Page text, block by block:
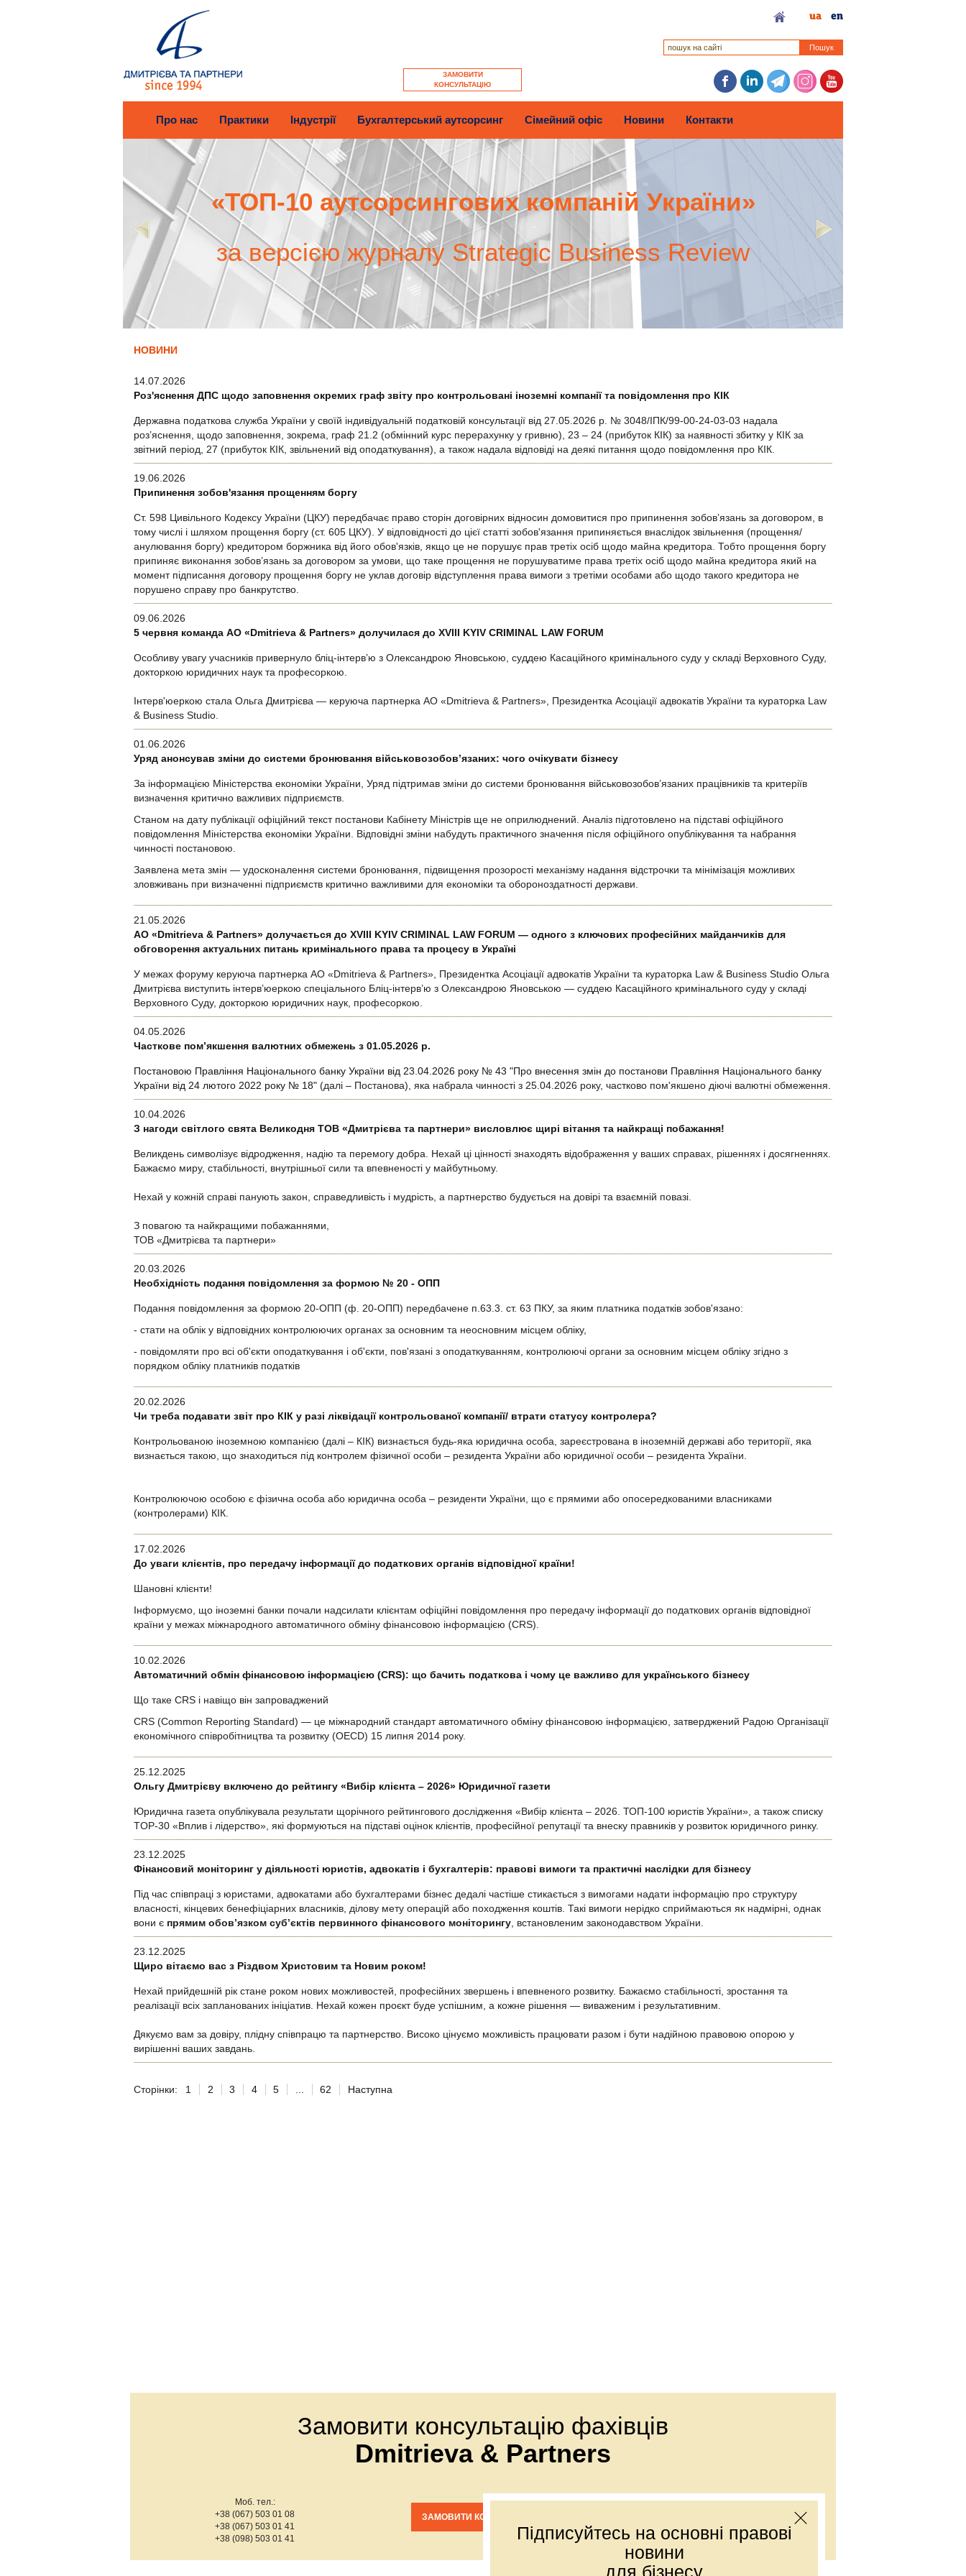
ЗАМОВИТИ
КОНСУЛЬТАЦІЮ
ua en
Пошук
Про нас Практики Індустрії Бухгалтерський аутсорсинг Сімейний офіс Новини Контакти
«ТОП-10 аутсорсингових компаній України»
за версією журналу Strategic Business Review
НОВИНИ
14.07.2026
Роз'яснення ДПС щодо заповнення окремих граф звіту про контрольовані іноземні компанії та повідомлення про КІК
Державна податкова служба України у своїй індивідуальній податковій консультації від 27.05.2026 р. № 3048/ІПК/99-00-24-03-03 надала
роз’яснення, щодо заповнення, зокрема, граф 21.2 (обмінний курс перерахунку у гривню), 23 – 24 (прибуток КІК) за наявності збитку у КІК за
звітний період, 27 (прибуток КІК, звільнений від оподаткування), а також надала відповіді на деякі питання щодо повідомлення про КІК.
19.06.2026
Припинення зобов'язання прощенням боргу
Ст. 598 Цивільного Кодексу України (ЦКУ) передбачає право сторін договірних відносин домовитися про припинення зобов’язань за договором, в
тому числі і шляхом прощення боргу (ст. 605 ЦКУ). У відповідності до цієї статті зобов'язання припиняється внаслідок звільнення (прощення/
анулювання боргу) кредитором боржника від його обов'язків, якщо це не порушує прав третіх осіб щодо майна кредитора. Тобто прощення боргу
припиняє виконання зобов’язань за договором за умови, що таке прощення не порушуватиме права третіх осіб щодо майна кредитора який на
момент підписання договору прощення боргу не уклав договір відступлення права вимоги з третіми особами або щодо такого кредитора не
порушено справу про банкрутство.
09.06.2026
5 червня команда АО «Dmitrieva & Partners» долучилася до XVIII KYIV CRIMINAL LAW FORUM
Особливу увагу учасників привернуло бліц-інтерв’ю з Олександрою Яновською, суддею Касаційного кримінального суду у складі Верховного Суду,
докторкою юридичних наук та професоркою.
Інтерв'юеркою стала Ольга Дмитрієва — керуюча партнерка АО «Dmitrieva & Partners», Президентка Асоціації адвокатів України та кураторка Law
& Business Studio.
01.06.2026
Уряд анонсував зміни до системи бронювання військовозобов’язаних: чого очікувати бізнесу
За інформацією Міністерства економіки України, Уряд підтримав зміни до системи бронювання військовозобов’язаних працівників та критеріїв
визначення критично важливих підприємств.
Станом на дату публікації офіційний текст постанови Кабінету Міністрів ще не оприлюднений. Аналіз підготовлено на підставі офіційного
повідомлення Міністерства економіки України. Відповідні зміни набудуть практичного значення після офіційного опублікування та набрання
чинності постановою.
Заявлена мета змін — удосконалення системи бронювання, підвищення прозорості механізму надання відстрочки та мінімізація можливих
зловживань при визначенні підприємств критично важливими для економіки та обороноздатності держави.
21.05.2026
АО «Dmitrieva & Partners» долучається до XVIII KYIV CRIMINAL LAW FORUM — одного з ключових професійних майданчиків для
обговорення актуальних питань кримінального права та процесу в Україні
У межах форуму керуюча партнерка АО «Dmitrieva & Partners», Президентка Асоціації адвокатів України та кураторка Law & Business Studio Ольга
Дмитрієва виступить інтерв’юеркою спеціального Бліц-інтерв’ю з Олександрою Яновською — суддею Касаційного кримінального суду у складі
Верховного Суду, докторкою юридичних наук, професоркою.
04.05.2026
Часткове пом’якшення валютних обмежень з 01.05.2026 р.
Постановою Правління Національного банку України від 23.04.2026 року № 43 "Про внесення змін до постанови Правління Національного банку
України від 24 лютого 2022 року № 18" (далі – Постанова), яка набрала чинності з 25.04.2026 року, частково пом'якшено діючі валютні обмеження.
10.04.2026
З нагоди світлого свята Великодня ТОВ «Дмитрієва та партнери» висловлює щирі вітання та найкращі побажання!
Великдень символізує відродження, надію та перемогу добра. Нехай ці цінності знаходять відображення у ваших справах, рішеннях і досягненнях.
Бажаємо миру, стабільності, внутрішньої сили та впевненості у майбутньому.
Нехай у кожній справі панують закон, справедливість і мудрість, а партнерство будується на довірі та взаємній повазі.
З повагою та найкращими побажаннями,
ТОВ «Дмитрієва та партнери»
20.03.2026
Необхідність подання повідомлення за формою № 20 - ОПП
Подання повідомлення за формою 20-ОПП (ф. 20-ОПП) передбачене п.63.3. ст. 63 ПКУ, за яким платника податків зобов'язано:
- стати на облік у відповідних контролюючих органах за основним та неосновним місцем обліку,
- повідомляти про всі об'єкти оподаткування і об'єкти, пов'язані з оподаткуванням, контролюючі органи за основним місцем обліку згідно з
порядком обліку платників податків
20.02.2026
Чи треба подавати звіт про КІК у разі ліквідації контрольованої компанії/ втрати статусу контролера?
Контрольованою іноземною компанією (далі – КІК) визнається будь-яка юридична особа, зареєстрована в іноземній державі або території, яка
визнається такою, що знаходиться під контролем фізичної особи – резидента України або юридичної особи – резидента України.
Контролюючою особою є фізична особа або юридична особа – резиденти України, що є прямими або опосередкованими власниками
(контролерами) КІК.
17.02.2026
До уваги клієнтів, про передачу інформації до податкових органів відповідної країни!
Шановні клієнти!
Інформуємо, що іноземні банки почали надсилати клієнтам офіційні повідомлення про передачу інформації до податкових органів відповідної
країни у межах міжнародного автоматичного обміну фінансовою інформацією (CRS).
10.02.2026
Автоматичний обмін фінансовою інформацією (CRS): що бачить податкова і чому це важливо для українського бізнесу
Що таке CRS і навіщо він запроваджений
CRS (Common Reporting Standard) — це міжнародний стандарт автоматичного обміну фінансовою інформацією, затверджений Радою Організації
економічного співробітництва та розвитку (OECD) 15 липня 2014 року.
25.12.2025
Ольгу Дмитрієву включено до рейтингу «Вибір клієнта – 2026» Юридичної газети
Юридична газета опублікувала результати щорічного рейтингового дослідження «Вибір клієнта – 2026. ТОП-100 юристів України», а також списку
TOP-30 «Вплив і лідерство», які формуються на підставі оцінок клієнтів, професійної репутації та внеску правників у розвиток юридичного ринку.
23.12.2025
Фінансовий моніторинг у діяльності юристів, адвокатів і бухгалтерів: правові вимоги та практичні наслідки для бізнесу
Під час співпраці з юристами, адвокатами або бухгалтерами бізнес дедалі частіше стикається з вимогами надати інформацію про структуру
власності, кінцевих бенефіціарних власників, ділову мету операцій або походження коштів. Такі вимоги нерідко сприймаються як надмірні, однак
вони є прямим обов’язком суб’єктів первинного фінансового моніторингу, встановленим законодавством України.
23.12.2025
Щиро вітаємо вас з Різдвом Христовим та Новим роком!
Нехай прийдешній рік стане роком нових можливостей, професійних звершень і впевненого розвитку. Бажаємо стабільності, зростання та
реалізації всіх запланованих ініціатив. Нехай кожен проєкт буде успішним, а кожне рішення — виваженим і результативним.
Дякуємо вам за довіру, плідну співпрацю та партнерство. Високо цінуємо можливість працювати разом і бути надійною правовою опорою у
вирішенні ваших завдань.
Сторінки: 1 2 3 4 5 ... 62 Наступна
Підписуйтесь на основні правові
новини
для бізнесу
Замовити консультацію фахівців
Dmitrieva & Partners
Моб. тел.:
+38 (067) 503 01 08
+38 (067) 503 01 41
+38 (098) 503 01 41
ЗАМОВИТИ КОНСУЛЬТАЦІЮ
Е-mail:office@dmp.com.ua